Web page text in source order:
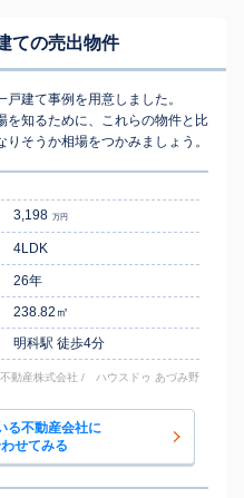
ての売出物件
建て事例を用意しました。
を知るために、これらの物件と比
そうか相場をつかみましょう。
3,198 万円
4LDK
26年
238.82㎡
明科駅 徒歩4分
動産株式会社 / ハウスドゥ あづみ野
る不動産会社に
せてみる